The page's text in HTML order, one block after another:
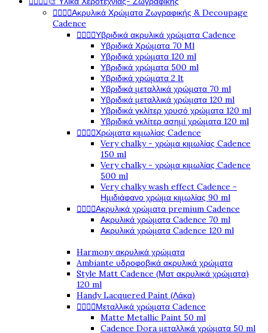
Ακρυλικά Χρώματα Ζωγραφικής & Decoupage
Cadence
Υβριδικά ακρυλικά χρώματα Cadence
Υβριδικά Χρώματα 70 Ml
Υβριδικά χρώματα 120 ml
Υβριδικά χρώματα 500 ml
Υβριδικά χρώματα 2 lt
Υβριδικά μεταλλικά χρώματα 70 ml
Υβριδικά μεταλλικά χρώματα 120 ml
Υβριδικά γκλίτερ χρυσό χρώματα 120 ml
Υβριδικά γκλίτερ ασημί χρώματα 120 ml
Χρώματα κιμωλίας Cadence
Very chalky - χρώμα κιμωλίας Cadence
150 ml
Very chalky - χρώμα κιμωλίας Cadence
500 ml
Very chalky wash effect Cadence -
Ημιδιάφανο χρώμα κιμωλίας 90 ml
Ακρυλικά χρώματα premium Cadence
Ακρυλικά χρώματα Cadence 70 ml
Ακρυλικά χρώματα Cadence 120 ml
Harmony ακρυλικά χρώματα
Ambiante υδροφοβικά ακρυλικά χρώματα
Style Matt Cadence (Ματ ακρυλικά χρώματα)
120 ml
Handy Lacquered Paint (Λάκα)
Μεταλλικά χρώματα Cadence
Matte Metallic Paint 50 ml
Cadence Dora μεταλλικά χρώματα 50 ml